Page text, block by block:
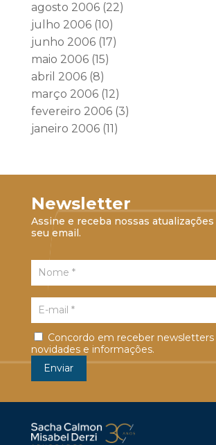
agosto 2006(22)
julho 2006(10)
junho 2006(17)
maio 2006(15)
abril 2006(8)
março 2006(12)
fevereiro 2006(3)
janeiro 2006(11)
Newsletter
Assine e receba nossas
seu email.
Concordo em receber
novidades e informações.